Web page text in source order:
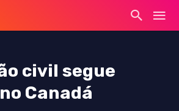
civil segue
Canadá